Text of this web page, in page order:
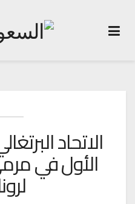
الاتحاد
الأول في